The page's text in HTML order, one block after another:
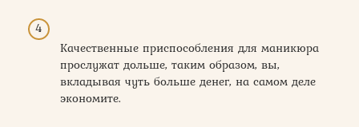
Качественные приспособления для маникюра
прослужат дольше, таким образом, вы,
вкладывая чуть больше денег, на самом деле
экономите.